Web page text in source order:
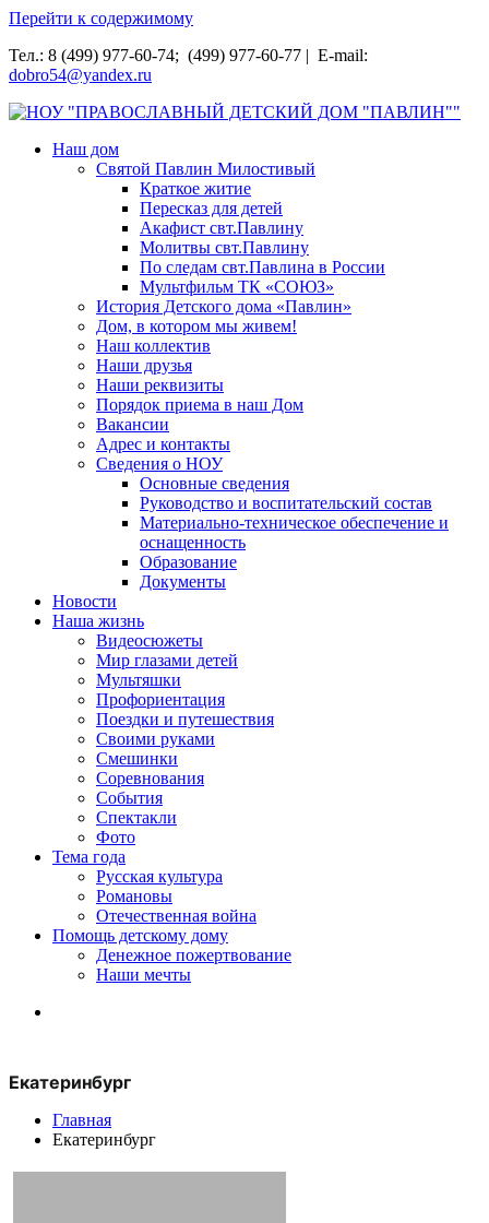
Перейти к содержимому
Тел.: 8 (499) 977-60-74; (499) 977-60-77 | E-mail:
dobro54@yandex.ru
НОУ "ПРАВОСЛАВНЫЙ ДЕТСКИЙ ДОМ "ПАВЛИН""
Наш дом
Святой Павлин Милостивый
Краткое житие
Пересказ для детей
Акафист свт.Павлину
Молитвы свт.Павлину
По следам свт.Павлина в России
Мультфильм ТК «СОЮЗ»
История Детского дома «Павлин»
Дом, в котором мы живем!
Наш коллектив
Наши друзья
Наши реквизиты
Порядок приема в наш Дом
Вакансии
Адрес и контакты
Сведения о НОУ
Основные сведения
Руководство и воспитательский состав
Материально-техническое обеспечение и
оснащенность
Образование
Документы
Новости
Наша жизнь
Видеосюжеты
Мир глазами детей
Мультяшки
Профориентация
Поездки и путешествия
Своими руками
Смешинки
Соревнования
События
Спектакли
Фото
Тема года
Русская культура
Романовы
Отечественная война
Помощь детскому дому
Денежное пожертвование
Наши мечты
Екатеринбург
Главная
Екатеринбург